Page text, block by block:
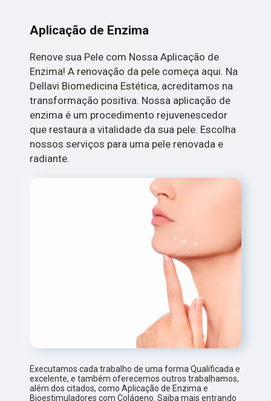
Aplicação de Enzima
Renove sua Pele com Nossa Aplicação de
Enzima! A renovação da pele começa aqui. Na
Dellavi Biomedicina Estética, acreditamos na
transformação positiva. Nossa aplicação de
enzima é um procedimento rejuvenescedor
que restaura a vitalidade da sua pele. Escolha
nossos serviços para uma pele renovada e
radiante.
Executamos cada trabalho de uma forma Qualificada e
excelente, e também oferecemos outros trabalhamos,
além dos citados, como Aplicação de Enzima e
Bioestimuladores com Colágeno. Saiba mais entrando